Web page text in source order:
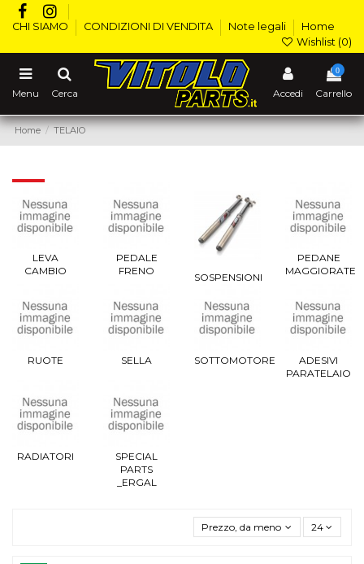
CHI SIAMO CONDIZIONI DI VENDITA Note legali
Home
Wishlist (0)
Menu Cerca Accedi
0
Carrello
Home TELAIO
LEVA
CAMBIO
PEDALE
FRENO
SOSPENSIONI
PEDANE
MAGGIORATE
RUOTE SELLA SOTTOMOTORE
ADESIVI
PARATELAIO
RADIATORI
SPECIAL
PARTS
_ERGAL
Prezzo, da meno caro a più caro
24